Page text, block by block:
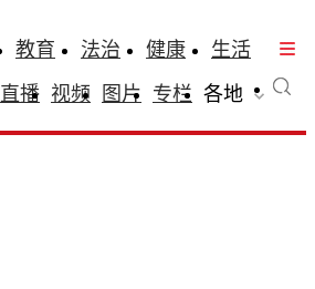
教育 法治 健康
生活
直播 视频 图片 专栏 各地